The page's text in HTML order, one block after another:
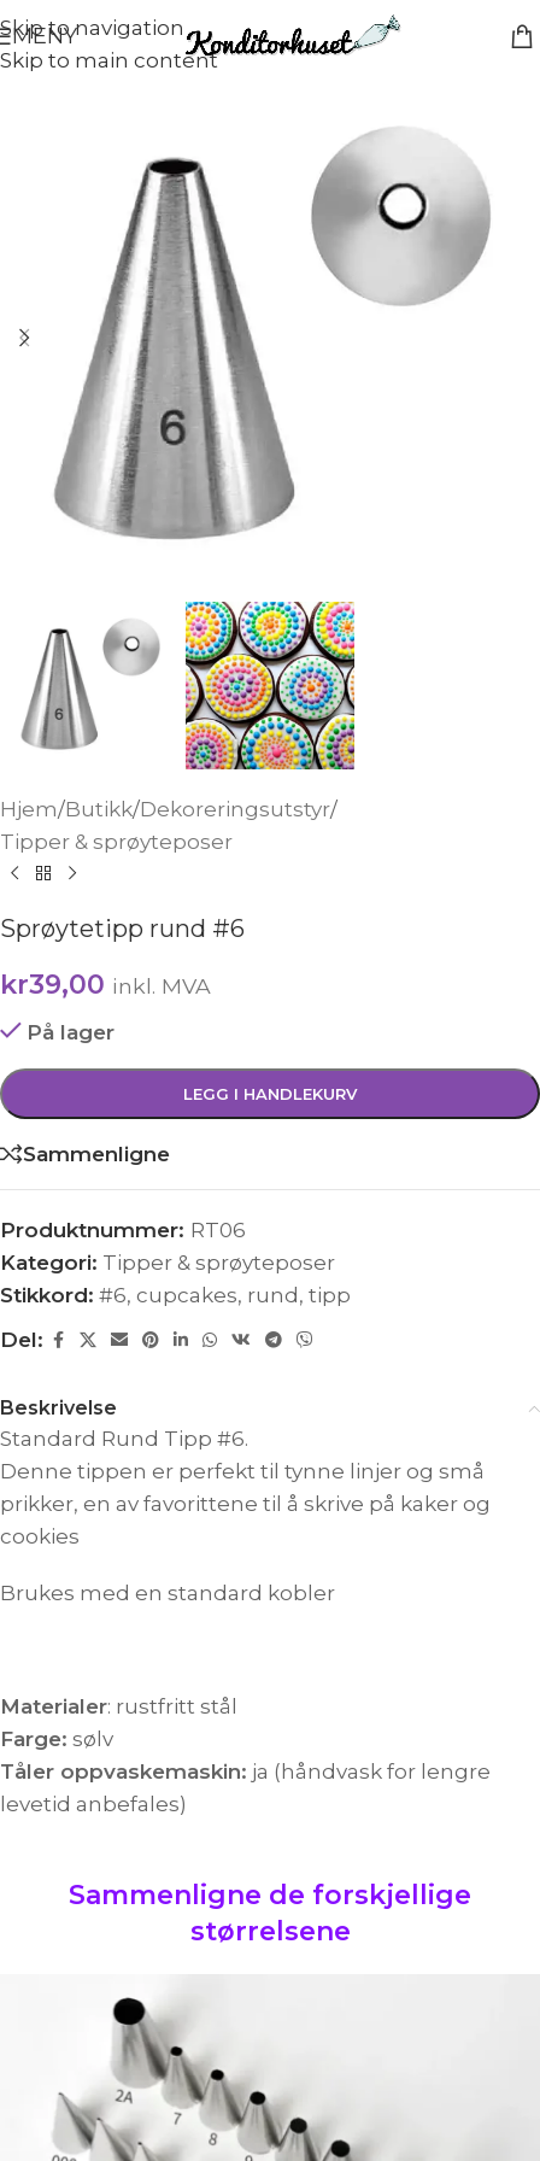
Skip to navigation
Skip to main content
MENY
Hjem/Butikk/Dekoreringsutstyr/
Tipper & sprøyteposer
Sprøytetipp rund #6
kr39,00 inkl. MVA
På lager
LEGG I HANDLEKURV
Sammenligne
Produktnummer: RT06
Kategori: Tipper & sprøyteposer
Stikkord: #6, cupcakes, rund , tipp
Del:
Beskrivelse
Standard Rund Tipp #6.
Denne tippen er perfekt til tynne linjer og små
prikker, en av favorittene til å skrive på kaker og
cookies
Brukes med en standard kobler
Materialer: rustfritt stål
Farge: sølv
Tåler oppvaskemaskin: ja (håndvask for lengre
levetid anbefales)
Sammenligne de forskjellige
størrelsene